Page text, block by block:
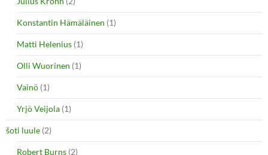
Konstantin Hämäläinen (1)
Matti Helenius (1)
Olli Wuorinen (1)
Vainö (1)
Yrjö Veijola (1)
šoti luule (2)
Robert Burns (2)